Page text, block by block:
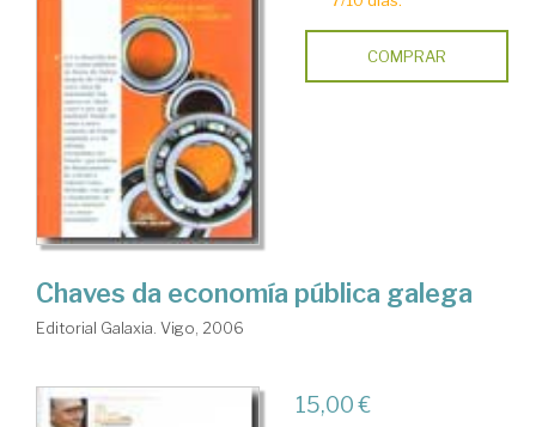
COMPRAR
Chaves da economía pública galega
Editorial Galaxia. Vigo, 2006
15,00 €